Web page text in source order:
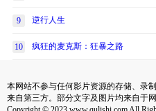
9 逆行人生
10 疯狂的麦克斯：狂暴之路
本网站不参与任何影片资源的存储、录
来自第三方。部分文字及图片均来自于